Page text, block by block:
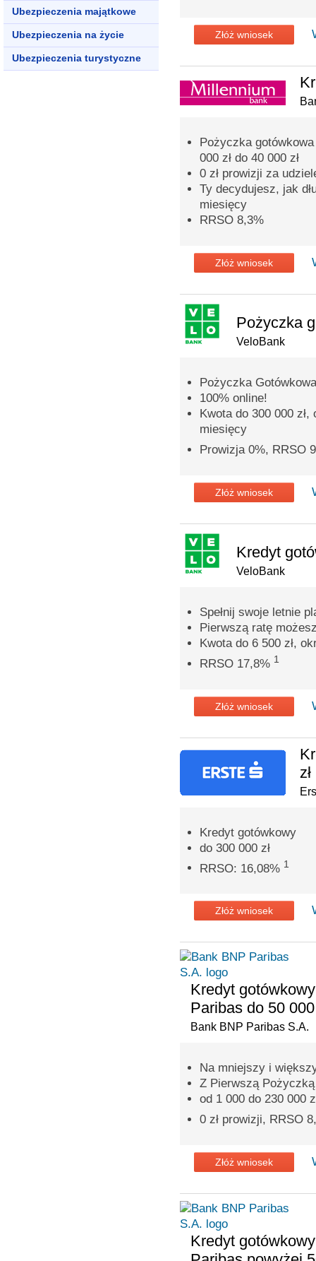
Ubezpieczenia majątkowe
Ubezpieczenia na życie
Ubezpieczenia turystyczne
Złóż wniosek
Pożyczka
000 zł do 40 000 zł
0 zł prowizji za
Ty decydujesz, jak
miesięcy
RRSO 8,3%
Złóż wniosek
Pożyczka
VeloBank
Pożyczka
100% online!
Kwota do 300 000
miesięcy
Prowizja 0%, RRSO
Złóż wniosek
Kredyt
VeloBank
Spełnij swoje letnie
Pierwszą ratę
Kwota do 6 500 zł,
RRSO 17,8% 1
Złóż wniosek
zł
Kredyt gotówkowy
do 300 000 zł
RRSO: 16,08% 1
Złóż wniosek
Kredyt
Paribas do 50 000
Bank BNP Paribas S.A.
Na mniejszy i
Z Pierwszą
od 1 000 do 230 000
0 zł prowizji, RRSO
Złóż wniosek
Kredyt